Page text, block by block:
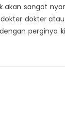
sangat
dokter atau
perginya